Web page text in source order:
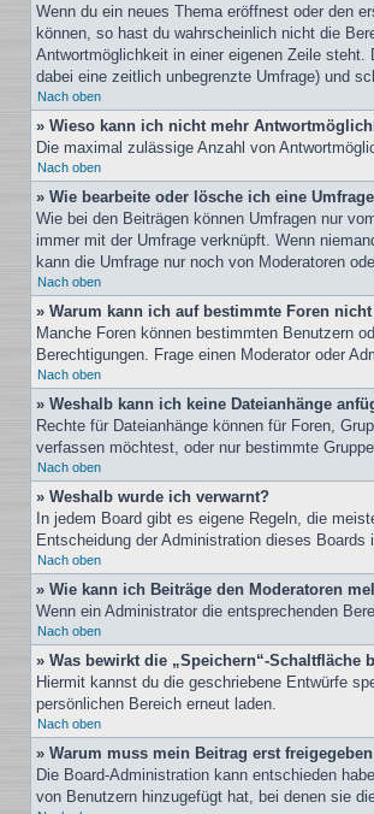
Wenn du ein neues Thema eröffnest oder den
können, so hast du wahrscheinlich nicht die
Antwortmöglichkeit in einer eigenen Zeile
dabei eine zeitlich unbegrenzte Umfrage) und
Nach oben
» Wieso kann ich nicht mehr
Die maximal zulässige Anzahl von
Nach oben
» Wie bearbeite oder lösche ich eine
Wie bei den Beiträgen können Umfragen nur
immer mit der Umfrage verknüpft. Wenn
kann die Umfrage nur noch von Moderatoren
Nach oben
» Warum kann ich auf bestimmte Foren
Manche Foren können bestimmten Benutzern
Berechtigungen. Frage einen Moderator oder
Nach oben
» Weshalb kann ich keine Dateianhänge
Rechte für Dateianhänge können für Foren,
verfassen möchtest, oder nur bestimmte
Nach oben
» Weshalb wurde ich verwarnt?
In jedem Board gibt es eigene Regeln, die
Entscheidung der Administration dieses
Nach oben
» Wie kann ich Beiträge den Moderatoren
Wenn ein Administrator die entsprechenden
Nach oben
» Was bewirkt die „Speichern“-Schaltfläche
Hiermit kannst du die geschriebene Entwürfe
persönlichen Bereich erneut laden.
Nach oben
» Warum muss mein Beitrag erst
Die Board-Administration kann entschieden
von Benutzern hinzugefügt hat, bei denen sie